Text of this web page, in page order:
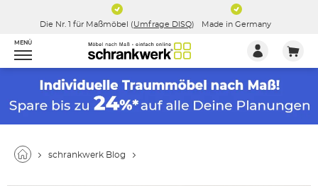
Die Nr. 1 für Maßmöbel (Umfrage DISQ) Made in Germany
MENÜ
schrankwerk Blog